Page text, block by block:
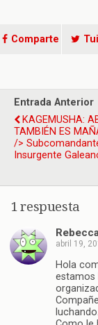
Comparte
Entrada Anterior
KAGEMUSHA:
TAMBIÉN ES
/>
Insurgente
1 respuesta
abril 19,
Hola
estamos
luchando.